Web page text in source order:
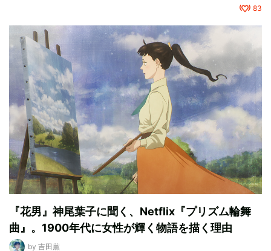
83
『花男』神尾葉子に聞く、Netflix『プリズム輪舞
曲』。1900年代に女性が輝く物語を描く理由
by 吉田薫